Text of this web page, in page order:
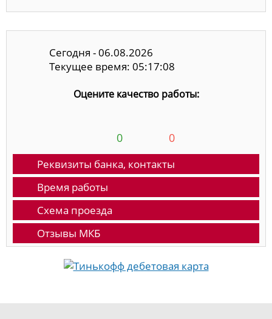
Сегодня - 06.08.2026
Текущее время: 05:17:08
Оцените качество работы:
0 0
Реквизиты банка, контакты
Время работы
Схема проезда
Отзывы МКБ